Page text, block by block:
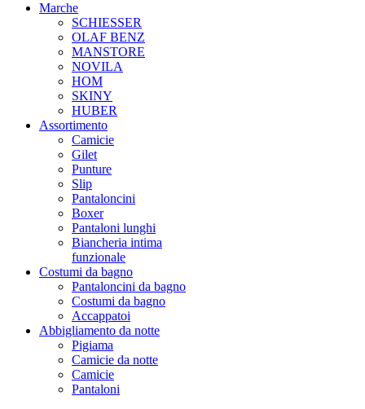
Marche
SCHIESSER
OLAF BENZ
MANSTORE
NOVILA
HOM
SKINY
HUBER
Assortimento
Camicie
Gilet
Punture
Slip
Pantaloncini
Boxer
Pantaloni lunghi
Biancheria intima
funzionale
Costumi da bagno
Pantaloncini da bagno
Costumi da bagno
Accappatoi
Abbigliamento da notte
Pigiama
Camicie da notte
Camicie
Pantaloni